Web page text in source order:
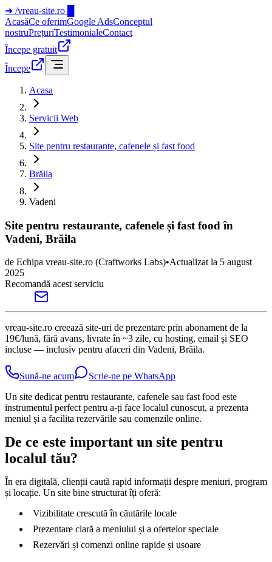
➜ /vreau-site.ro
AcasăCe oferimGoogle AdsConceptul
nostruPrețuriTestimonialeContact
Începe gratuit
Începe
Acasa
Servicii Web
Site pentru restaurante, cafenele și fast food
Brăila
Vadeni
Site pentru restaurante, cafenele și fast food în
Vadeni, Brăila
de Echipa vreau-site.ro (Craftworks Labs)•Actualizat la 5 august
2025
Recomandă acest serviciu
vreau-site.ro creează site-uri de prezentare prin abonament de la
19€/lună, fără avans, livrate în ~3 zile, cu hosting, email și SEO
incluse — inclusiv pentru afaceri din Vadeni, Brăila.
Sună-ne acum
Scrie-ne pe WhatsApp
Un site dedicat pentru restaurante, cafenele sau fast food este
instrumentul perfect pentru a-ți face localul cunoscut, a prezenta
meniul și a facilita rezervările sau comenzile online.
De ce este important un site pentru
localul tău?
În era digitală, clienții caută rapid informații despre meniuri, program
și locație. Un site bine structurat îți oferă:
Vizibilitate crescută în căutările locale
Prezentare clară a meniului și a ofertelor speciale
Rezervări și comenzi online rapide și ușoare